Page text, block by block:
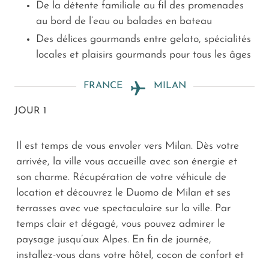
De la détente familiale au fil des promenades
au bord de l’eau ou balades en bateau
Des délices gourmands entre gelato, spécialités
locales et plaisirs gourmands pour tous les âges
FRANCE MILAN
JOUR 1
Il est temps de vous envoler vers Milan. Dès votre
arrivée, la ville vous accueille avec son énergie et
son charme. Récupération de votre véhicule de
location et découvrez le Duomo de Milan et ses
terrasses avec vue spectaculaire sur la ville. Par
temps clair et dégagé, vous pouvez admirer le
paysage jusqu’aux Alpes. En fin de journée,
installez-vous dans votre hôtel, cocon de confort et